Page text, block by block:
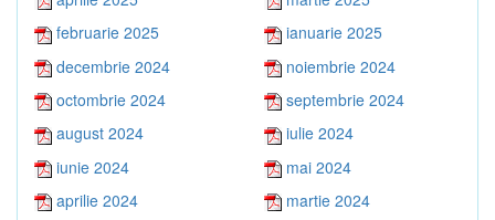
februarie 2025
ianuarie 2025
decembrie 2024
noiembrie 2024
octombrie 2024
septembrie 2024
august 2024
iulie 2024
iunie 2024
mai 2024
aprilie 2024
martie 2024